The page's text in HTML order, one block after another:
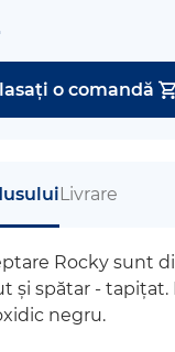
o comandă
Livrare
Rocky sunt
și spătar - tapițat.
negru.